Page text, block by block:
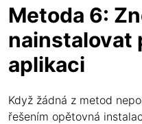
Metoda 6:
nainstalovat
aplikaci
Když žádná z metod
řešením opětovná